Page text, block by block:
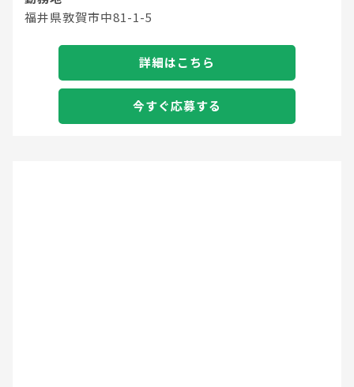
福井県敦賀市中81-1-5
詳細はこちら
今すぐ応募する